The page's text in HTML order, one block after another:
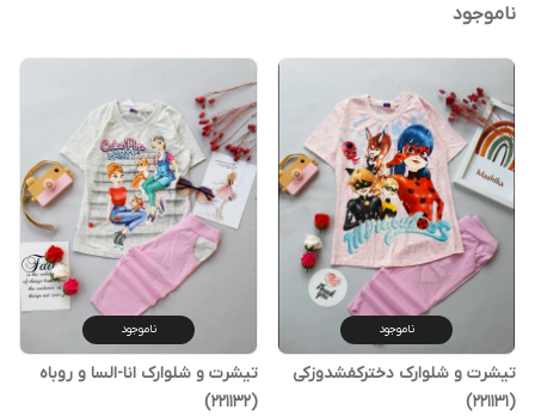
ناموجود
ناموجود
تیشرت و شلوارک دخترکفشدوزکی
(221131)
ناموجود
تیشرت و شلوارک انا-السا و روباه
(221132)